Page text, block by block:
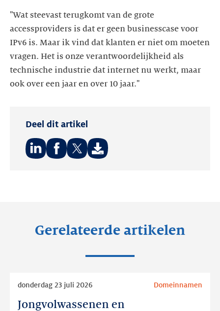
"Wat steevast terugkomt van de grote
accessproviders is dat er geen businesscase voor
IPv6 is. Maar ik vind dat klanten er niet om moeten
vragen. Het is onze verantwoordelijkheid als
technische industrie dat internet nu werkt, maar
ook over een jaar en over 10 jaar."
Deel dit artikel
Gerelateerde artikelen
Jongvolwassenen en
donderdag 23 juli 2026 Domeinnamen
Jongvolwassenen